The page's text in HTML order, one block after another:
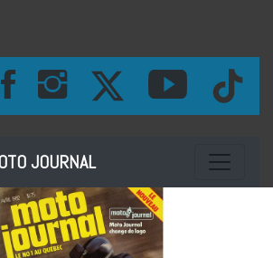
JOURNAL Toggle